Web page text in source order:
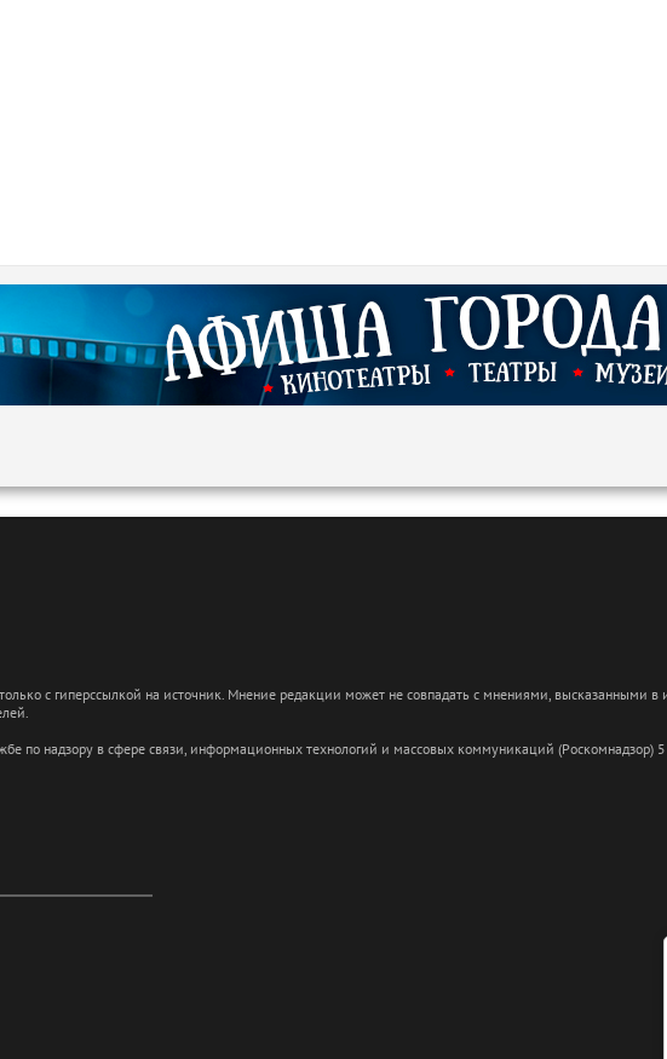
с гиперссылкой на источник. Мнение редакции может не совпадать с мнениями,
по надзору в сфере связи, информационных технологий и массовых коммуникаций